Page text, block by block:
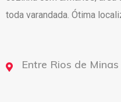
toda varandada. Ótima
Entre Rios de Minas